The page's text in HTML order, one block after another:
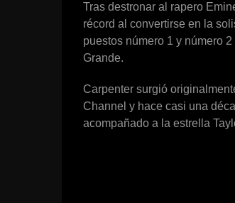
Tras destronar al rapero
récord al convertirse en la
puestos número 1 y número
Grande.
Carpenter surgió
Channel y hace casi una
acompañado a la estrella